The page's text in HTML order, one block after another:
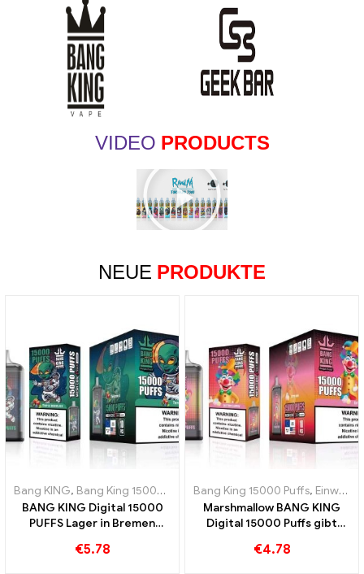
VIDEO PRODUCTS
NEUE PRODUKTE
Bang KING, Bang King 15000 Puffs ,Einweg E-zigarette mit Nikotin
BANG KING Digital 15000
PUFFS Lager in Bremen
Genuss
€5.78
Bang King 15000 Puffs, Einweg-E-Zigaretten Schweden
Marshmallow BANG KING
Digital 15000 Puffs gibt
Marshmallows
€4.78